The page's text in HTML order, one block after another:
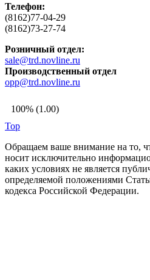
Телефон:
(8162)77-04-29
(8162)73-27-74
Розничный отдел:
sale@trd.novline.ru
Производственный отдел
opp@trd.novline.ru
100% (1.00)
Top
Обращаем ваше внимание на то,
носит исключительно
каких условиях не является
определяемой положениями
кодекса Российской Федерации.